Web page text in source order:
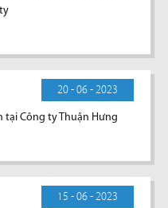
20 - 06 - 2023
tại Công ty Thuận Hưng
15 - 06 - 2023